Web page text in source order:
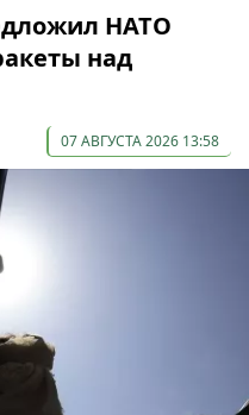
НАТО
над
07 АВГУСТА 2026 13:58